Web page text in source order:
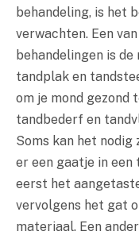
behandeling, is het
verwachten. Een
behandelingen is
tandplak en
om je mond gezond
tandbederf en
Soms kan het
er een gaatje in een
eerst het
vervolgens het gat
materiaal. Een